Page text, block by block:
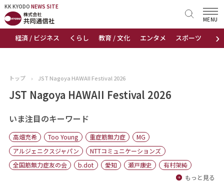
KK KYODO NEWS SITE
›
経済 / ビジネス くらし 教育 / 文化 エンタメ スポーツ 地域
MENU
KK KYODONEWS SITE
トップページ
ニュース
おすすめコンテンツ
出版物
会社概要
トップ › JST Nagoya HAWAII Festival 2026
JST Nagoya HAWAII Festival 2026
いま注目のキーワード
高畑充希 Too Young 重症筋無力症
MG
アルジェニクスジャパン
NTTコミュニケーションズ
全国筋無力症友の会
b.dot 愛知 瀬戸康史
有村架純
もっと見る